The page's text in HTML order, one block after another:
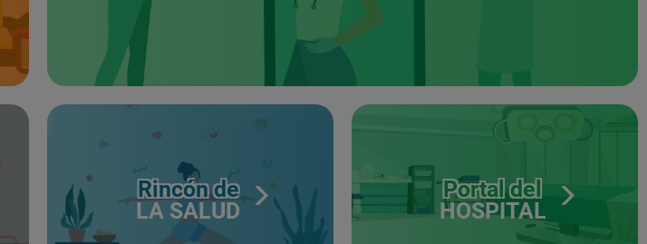
Rincón de
LA SALUD
Portal del
HOSPITAL